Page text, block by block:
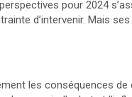
pour 2024
d’intervenir. Mais
les conséquences